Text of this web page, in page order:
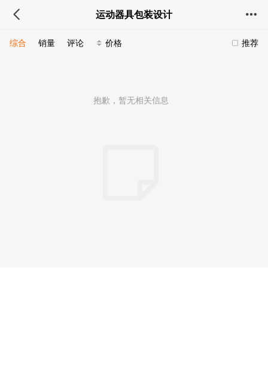
运动器具包装设计
推荐
综合 销量 评论 价格
抱歉，暂无相关信息